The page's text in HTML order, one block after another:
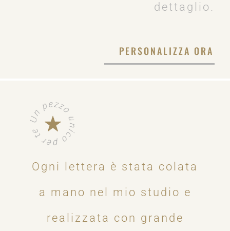
dettaglio.
PERSONALIZZA ORA
Ogni lettera è stata colata
a mano nel mio studio e
realizzata con grande